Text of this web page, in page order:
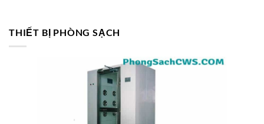
THIẾT BỊ PHÒNG SẠCH